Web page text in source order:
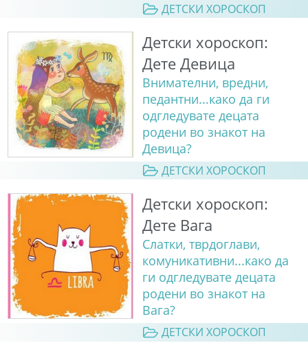
ДЕТСКИ ХОРОСКОП
Детски хороскоп:
Дете Девица
Внимателни, вредни,
педантни...како да ги
одгледувате децата
родени во знакот на
Девица?
ДЕТСКИ ХОРОСКОП
Детски хороскоп:
Дете Вага
Слатки, тврдоглави,
комуникативни...како да
ги одгледувате децата
родени во знакот на
Вага?
ДЕТСКИ ХОРОСКОП